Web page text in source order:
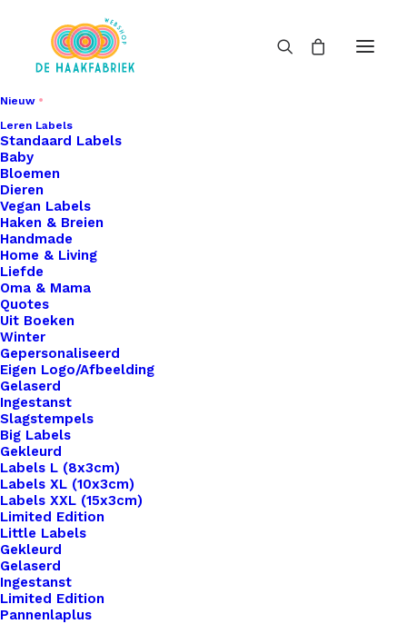
Nieuw
Leren Labels
Standaard Labels
Baby
Bloemen
Dieren
Vegan Labels
Haken & Breien
Handmade
Home & Living
Liefde
Oma & Mama
Quotes
Uit Boeken
Winter
Gepersonaliseerd
Eigen Logo/Afbeelding
Gelaserd
Ingestanst
Slagstempels
Big Labels
Gekleurd
Labels L (8x3cm)
Labels XL (10x3cm)
Labels XXL (15x3cm)
Limited Edition
Little Labels
Gekleurd
Gelaserd
Ingestanst
Limited Edition
Pannenlaplus
Home
Benodigdheden
Applicatie Bloemetje Mini 9x5cm Blauw
Applicatie Bloemetje
Mini 9x5cm Blauw